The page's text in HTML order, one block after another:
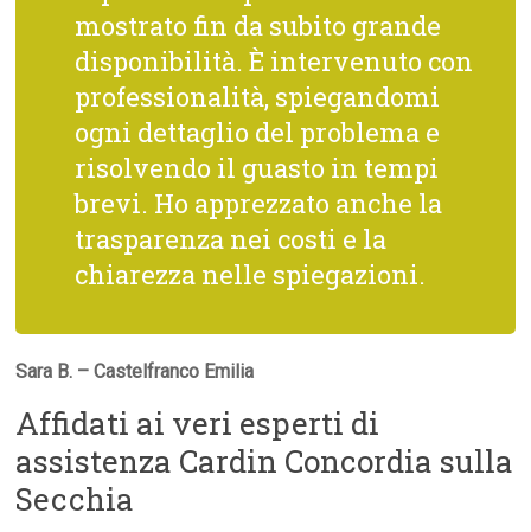
mostrato fin da subito grande
disponibilità. È intervenuto con
professionalità, spiegandomi
ogni dettaglio del problema e
risolvendo il guasto in tempi
brevi. Ho apprezzato anche la
trasparenza nei costi e la
chiarezza nelle spiegazioni.
Sara B. – Castelfranco Emilia
Affidati ai veri esperti di
assistenza Cardin Concordia sulla
Secchia